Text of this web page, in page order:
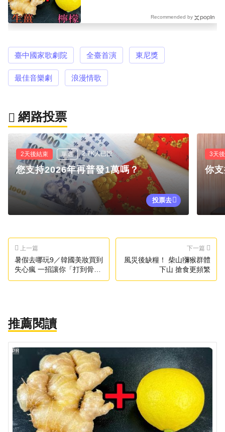
Recommended by
臺中國家歌劇院 全臺首演 東尼獎
最佳音樂劇 浪漫情歌
網路投票
2天後結束 單選 2.7K人已投
您支持2026年再普發1萬嗎？
投票去
3天
你
上一篇
暑假去哪玩9／韓國美妝買到
失心瘋 一招讓你「打到骨
折」
下一篇
風災後缺糧！ 柴山獼猴群體
下山 搶食更頻繁
推薦閱讀
PR